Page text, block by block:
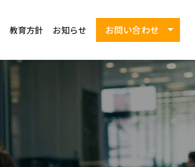
教育方針 お知らせ お問い合わせ
企業の方
教育機関の方
自治体の方